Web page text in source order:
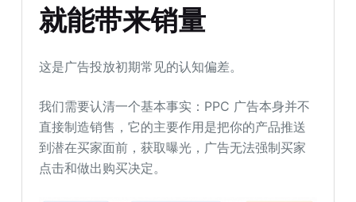
就能带来销量
这是广告投放初期常见的认知偏差。
我们需要认清一个基本事实：PPC 广告本身并不
直接制造销售，它的主要作用是把你的产品推送
到潜在买家面前，获取曝光，广告无法强制买家
点击和做出购买决定。